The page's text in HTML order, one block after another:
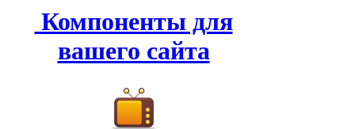
Компоненты для
вашего сайта